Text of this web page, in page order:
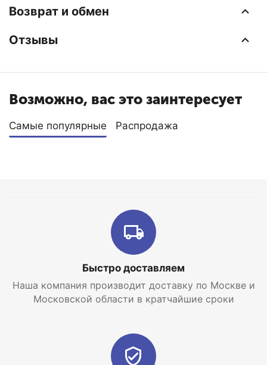
Возврат и обмен
Отзывы
Возможно, вас это заинтересует
Самые популярные Распродажа
Быстро доставляем
Наша компания производит доставку по Москве и
Московской области в кратчайшие сроки